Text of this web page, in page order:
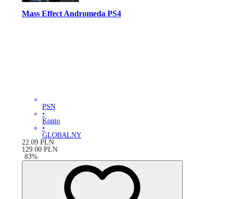
Mass Effect Andromeda PS4
PSN
•
Konto
•
GLOBALNY
22.09 PLN
129.00 PLN
-83%